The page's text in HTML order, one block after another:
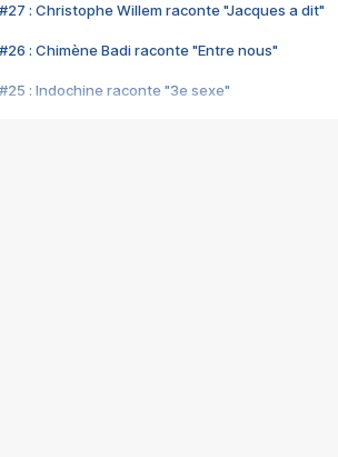
#27 : Christophe Willem raconte "Jacques a dit"
#26 : Chimène Badi raconte "Entre nous"
#25 : Indochine raconte "3e sexe"